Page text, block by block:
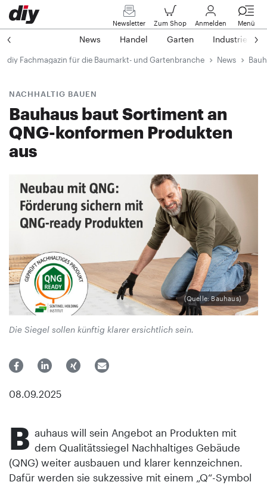
Newsletter Zum Shop Anmelden Menü
News Handel Garten Industrie
diy Fachmagazin für die Baumarkt- und Gartenbranche News
NACHHALTIG BAUEN
Bauhaus baut Sortiment an
QNG-konformen Produkten
aus
(Quelle: Bauhaus)
Die Siegel sollen künftig klarer ersichtlich sein.
08.09.2025
B auhaus will sein Angebot an Produkten mit
dem Qualitätssiegel Nachhaltiges Gebäude
(QNG) weiter ausbauen und klarer kennzeichnen.
Dafür werden sie sukzessive mit einem „Q“-Symbol